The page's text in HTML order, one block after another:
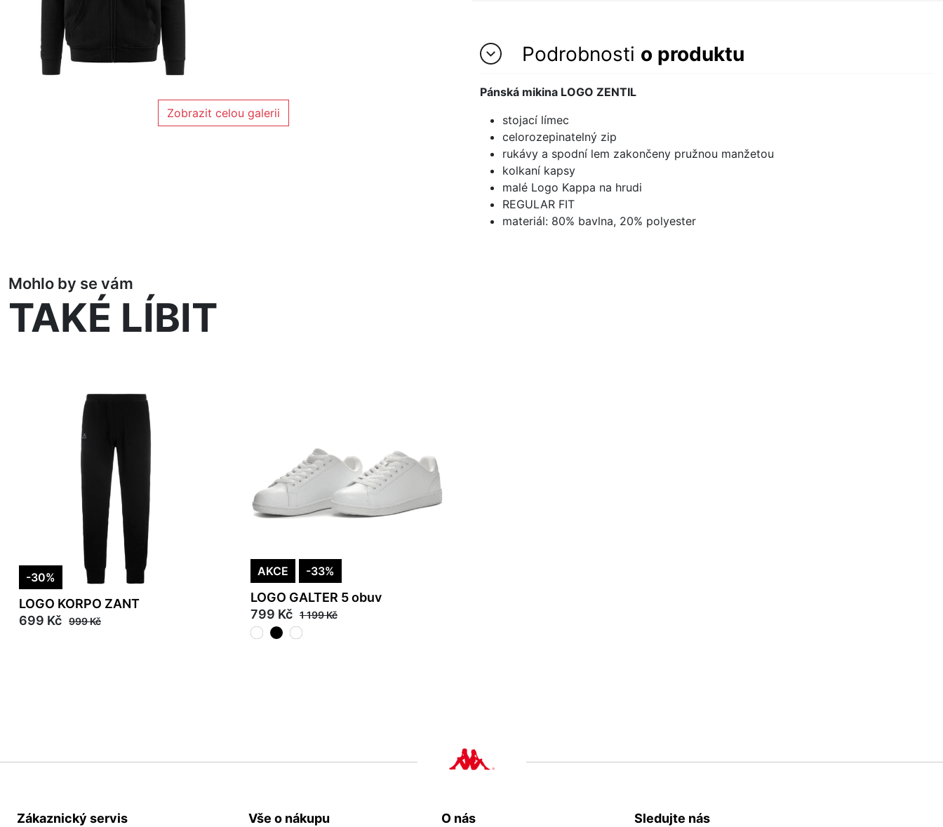
Zobrazit celou galerii
Podrobnosti o produktu
Pánská mikina LOGO ZENTIL
stojací límec
celorozepinatelný zip
rukávy a spodní lem zakončeny pružnou manžetou
kolkaní kapsy
malé Logo Kappa na hrudi
REGULAR FIT
materiál: 80% bavlna, 20% polyester
Mohlo by se vám
TAKÉ LÍBIT
-30%
LOGO KORPO ZANT
699 Kč 999 Kč
AKCE -33%
LOGO GALTER 5 obuv
799 Kč 1 199 Kč
Zákaznický servis Vše o nákupu O nás Sledujte nás